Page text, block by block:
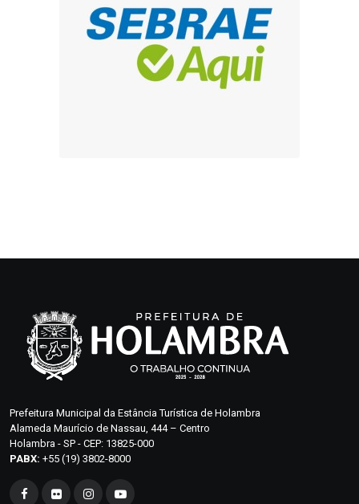
Prefeitura Municipal da Estância Turística de Holambra
Alameda Maurício de Nassau, 444 – Centro
Holambra - SP - CEP: 13825-000
PABX: +55 (19) 3802-8000